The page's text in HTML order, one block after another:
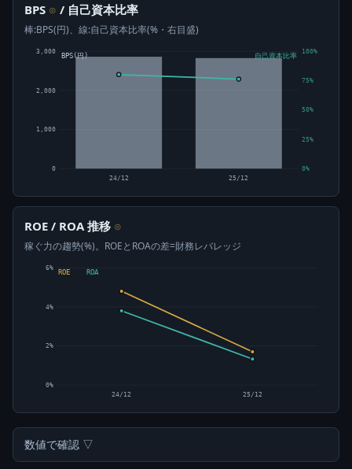
BPS ⊙ / 自己資本比率
棒:BPS(円)、線:自己資本比率(%・右目盛)
0
1,000
2,000
3,000
0%
25%
50%
75%
100%
24/12 25/12
BPS(円) 自己資本比率
ROE / ROA 推移 ⊙
稼ぐ力の趨勢(%)。ROEとROAの差=財務レバレッジ
0%
2%
4%
6%
ROE ROA
24/12 25/12
数値で確認 ▽